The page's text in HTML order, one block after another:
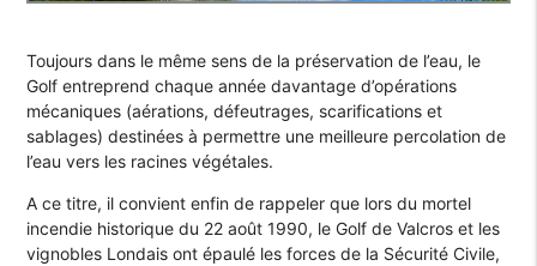
Toujours dans le même sens de la préservation de l’eau, le
Golf entreprend chaque année davantage d’opérations
mécaniques (aérations, défeutrages, scarifications et
sablages) destinées à permettre une meilleure percolation de
l’eau vers les racines végétales.
A ce titre, il convient enfin de rappeler que lors du mortel
incendie historique du 22 août 1990, le Golf de Valcros et les
vignobles Londais ont épaulé les forces de la Sécurité Civile,